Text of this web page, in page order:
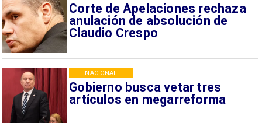
Corte de Apelaciones rechaza
anulación de absolución de
Claudio Crespo
Gobierno busca vetar tres
artículos en megarreforma
NACIONAL